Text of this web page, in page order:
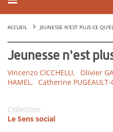
ACCUEIL JEUNESSE N'EST PLUS CE
Jeunesse n'est
Vincenzo CICCHELLI, Olivier
HAMEL,
Catherine PUGEAULT-
Collection
Le Sens social